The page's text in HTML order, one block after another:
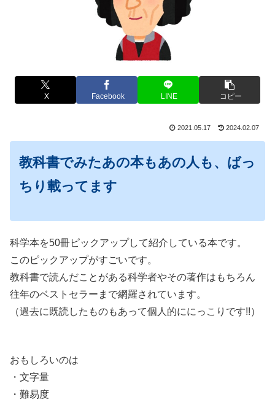
X Facebook LINE コピー
2021.05.17 2024.02.07
教科書でみたあの本もあの人も、ばっ
ちり載ってます
科学本を50冊ピックアップして紹介している本です。
このピックアップがすごいです。
教科書で読んだことがある科学者やその著作はもちろん
往年のベストセラーまで網羅されています。
（過去に既読したものもあって個人的ににっこりです!!）
おもしろいのは
・文字量
・難易度